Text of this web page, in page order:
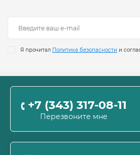
Я прочитал Политика безопасности и
+7 (343) 317-08-11
Перезвоните мне